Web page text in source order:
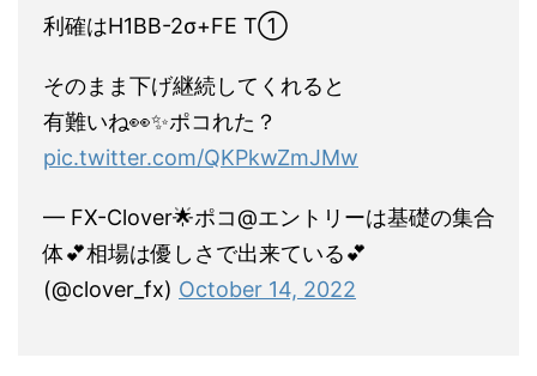
利確はH1BB-2σ+FE T①
そのまま下げ継続してくれると
有難いね👀✨ポコれた？
pic.twitter.com/QKPkwZmJMw
— FX-Clover🌟ポコ@エントリーは基礎の集合
体💕相場は優しさで出来ている💕
(@clover_fx) October 14, 2022